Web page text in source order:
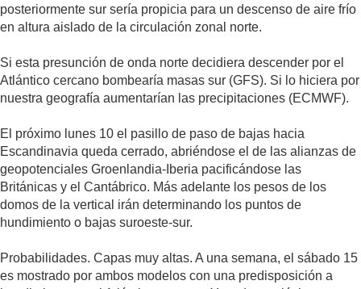
posteriormente sur sería propicia para un descenso de aire frío
en altura aislado de la circulación zonal norte.
Si esta presunción de onda norte decidiera descender por el
Atlántico cercano bombearía masas sur (GFS). Si lo hiciera por
nuestra geografía aumentarían las precipitaciones (ECMWF).
El próximo lunes 10 el pasillo de paso de bajas hacia
Escandinavia queda cerrado, abriéndose el de las alianzas de
geopotenciales Groenlandia-Iberia pacificándose las
Británicas y el Cantábrico. Más adelante los pesos de los
domos de la vertical irán determinando los puntos de
hundimiento o bajas suroeste-sur.
Probabilidades. Capas muy altas. A una semana, el sábado 15
es mostrado por ambos modelos con una predisposición a